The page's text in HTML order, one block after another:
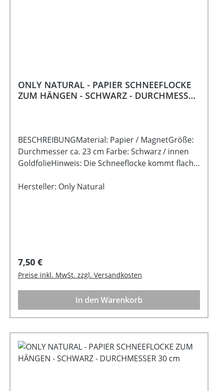
ONLY NATURAL - PAPIER SCHNEEFLOCKE
ZUM HÄNGEN - SCHWARZ - DURCHMESSER
BESCHREIBUNGMaterial: Papier / MagnetGröße:
Durchmesser ca. 23 cm Farbe: Schwarz / innen
GoldfolieHinweis: Die Schneeflocke kommt flach
Handgriffen entfaltet sie ihre volle Pracht. Dank
Hersteller: Only Natural
Regulärer Preis:
7,50 €
Preise inkl. MwSt. zzgl. Versandkosten
In den Warenkorb